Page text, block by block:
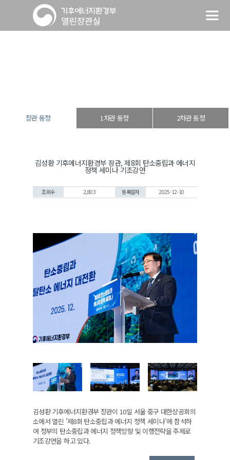
장관 동정 1차관 동정 2차관 동정
김성환 기후에너지환경부 장관, 제8회 탄소중립과 에너지
정책 세미나 기조강연
조회수 2,803 등록일자 2025-12-10
김성환 기후에너지환경부 장관이 10일 서울 중구 대한상공회의
소에서 열린 '제8회 탄소중립과 에너지 정책 세미나'에 참석하
여 정부의 탄소중립과 에너지 정책방향 및 이행전략을 주제로
기조강연을 하고 있다.